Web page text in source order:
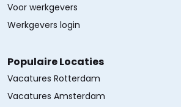
Voor werkgevers
Werkgevers login
Populaire Locaties
Vacatures Rotterdam
Vacatures Amsterdam